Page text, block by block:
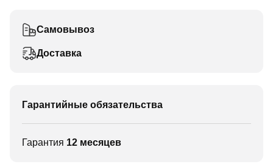
Самовывоз
Доставка
Гарантийные обязательства
Гарантия 12 месяцев